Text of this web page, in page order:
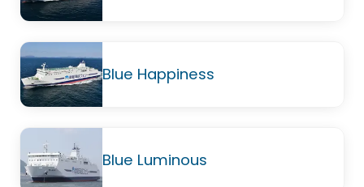
Blue Happiness
Blue Luminous